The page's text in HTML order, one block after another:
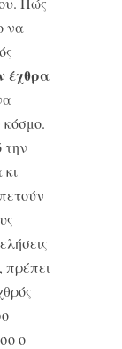
να
έχθρα
κόσμο.
την
πρέπει
ο